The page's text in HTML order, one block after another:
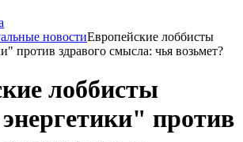
новостиЕвропейские лоббисты
против здравого смысла: чья возьмет?
лоббисты
против